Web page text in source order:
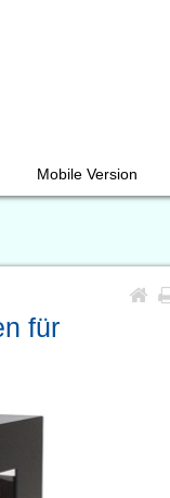
Mobile Version
für